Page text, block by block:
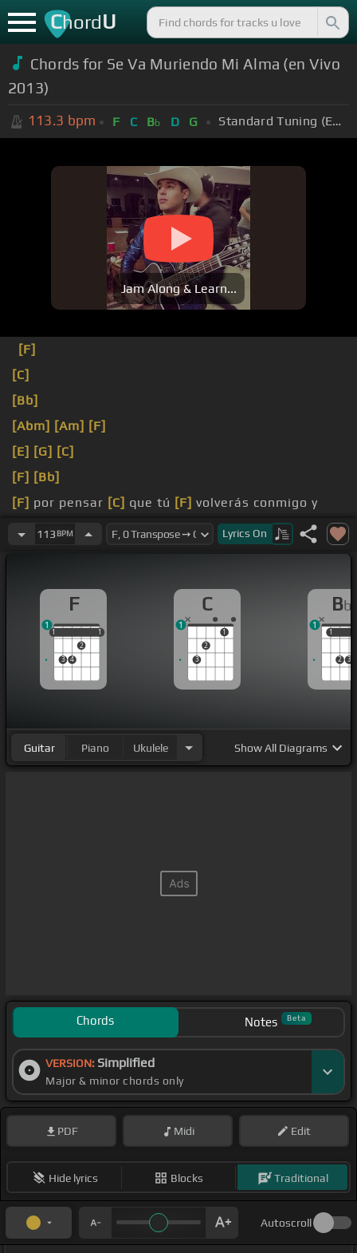
ChordU
Chords for Se Va Muriendo Mi Alma (en Vivo
2013)
113.3 bpm F C Bb D G Standard Tuning (EADGBE)
Jam Along & Learn...
[F]
[C]
[Bb]
[Abm] [Am] [F]
[E] [G] [C]
[F] [Bb]
[F] por pensar [C] que tú [F] volverás conmigo y
saber que ahora ya tienes abrigo
113 BPM Lyrics On
F
1
3 4
2
1
1 1
1
C
3
2
1
1
Bb
1
2 3
1
1
Guitar Piano Ukulele ShowAll Diagrams
Chords Notes Beta
VERSION: Simplified
Major & minor chords only
PDF Midi Edit
Hide lyrics Blocks Traditional
Autoscroll